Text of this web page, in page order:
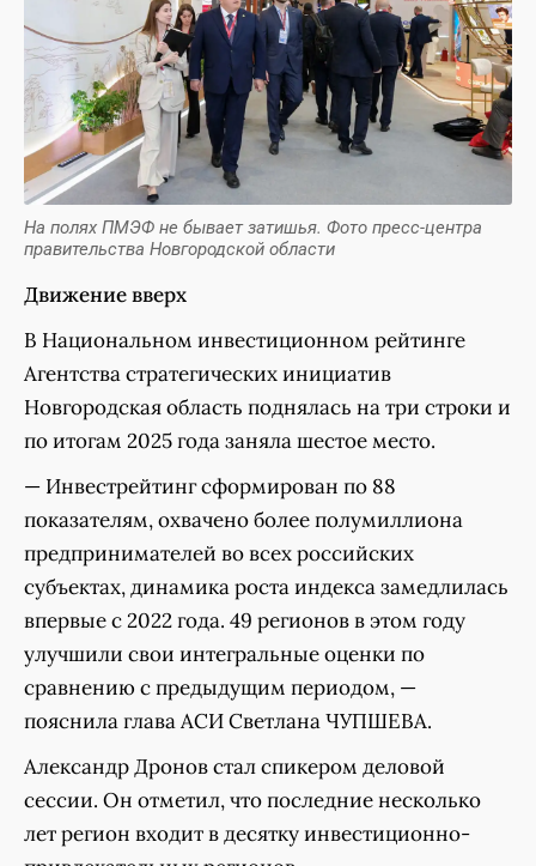
На полях ПМЭФ не бывает затишья. Фото пресс-центра
правительства Новгородской области
Движение вверх
В Национальном инвестиционном рейтинге
Агентства стратегических инициатив
Новгородская область поднялась на три строки и
по итогам 2025 года заняла шестое место.
— Инвестрейтинг сформирован по 88
показателям, охвачено более полумиллиона
предпринимателей во всех российских
субъектах, динамика роста индекса замедлилась
впервые с 2022 года. 49 регионов в этом году
улучшили свои интегральные оценки по
сравнению с предыдущим периодом, —
пояснила глава АСИ Светлана ЧУПШЕВА.
Александр Дронов стал спикером деловой
сессии. Он отметил, что последние несколько
лет регион входит в десятку инвестиционно-